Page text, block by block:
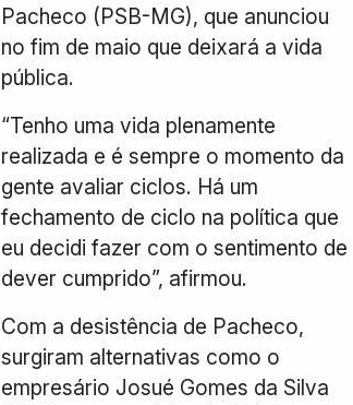
Pacheco (PSB-MG), que anunciou
no fim de maio que deixará a vida
pública.
“Tenho uma vida plenamente
realizada e é sempre o momento da
gente avaliar ciclos. Há um
fechamento de ciclo na política que
eu decidi fazer com o sentimento de
dever cumprido”, afirmou.
Com a desistência de Pacheco,
surgiram alternativas como o
empresário Josué Gomes da Silva